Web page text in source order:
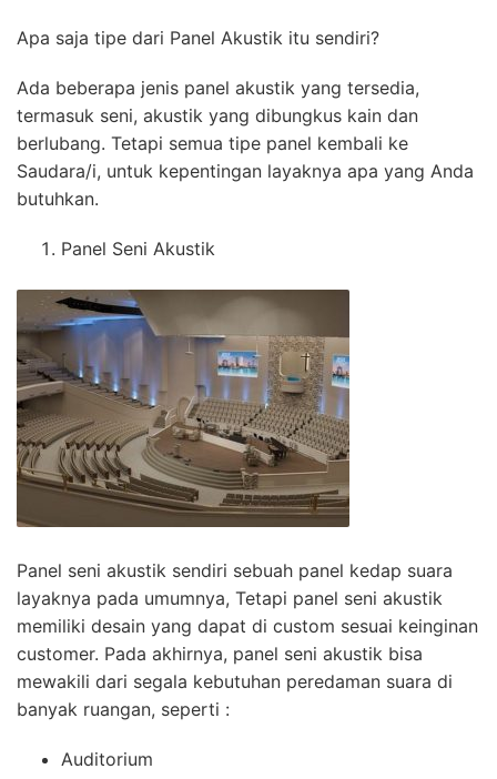
Apa saja tipe dari Panel Akustik itu sendiri?
Ada beberapa jenis panel akustik yang tersedia,
termasuk seni, akustik yang dibungkus kain dan
berlubang. Tetapi semua tipe panel kembali ke
Saudara/i, untuk kepentingan layaknya apa yang Anda
butuhkan.
Panel Seni Akustik
Panel seni akustik sendiri sebuah panel kedap suara
layaknya pada umumnya, Tetapi panel seni akustik
memiliki desain yang dapat di custom sesuai keinginan
customer. Pada akhirnya, panel seni akustik bisa
mewakili dari segala kebutuhan peredaman suara di
banyak ruangan, seperti :
Auditorium